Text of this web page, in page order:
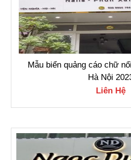
Mẫu biển quảng cáo chữ
Hà Nội
Liên Hệ